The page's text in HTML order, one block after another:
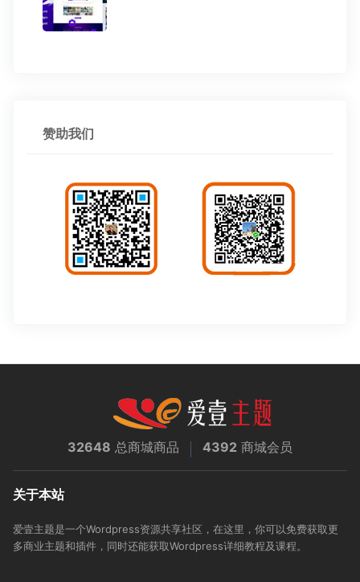
赞助我们
32648 总商城商品 4392 商城会员
关于本站
爱壹主题是一个Wordpress资源共享社区，在这里，你可以免费获取更
多商业主题和插件，同时还能获取Wordpress详细教程及课程。